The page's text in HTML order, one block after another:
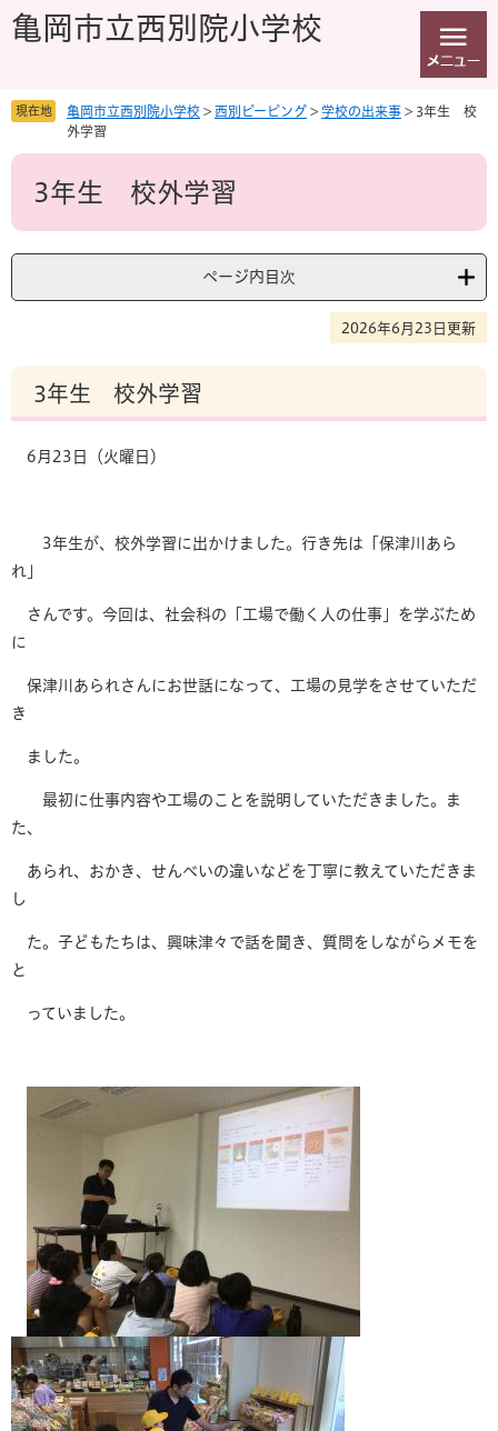
先
を
本
亀岡市立西別院小学校
現在地 亀岡市立西別院小学校 > 西別ピーピング > 学校の出来事 > 3年生 校
外学習
本
3年生 校外学習
ページ内目次
2026年6月23日更新
3年生 校外学習
6月23日（火曜日）
3年生が、校外学習に出かけました。行き先は「保津川あら
れ」
さんです。今回は、社会科の「工場で働く人の仕事」を学ぶため
に
保津川あられさんにお世話になって、工場の見学をさせていただ
き
ました。
最初に仕事内容や工場のことを説明していただきました。ま
た、
あられ、おかき、せんべいの違いなどを丁寧に教えていただきま
し
た。子どもたちは、興味津々で話を聞き、質問をしながらメモを
と
っていました。